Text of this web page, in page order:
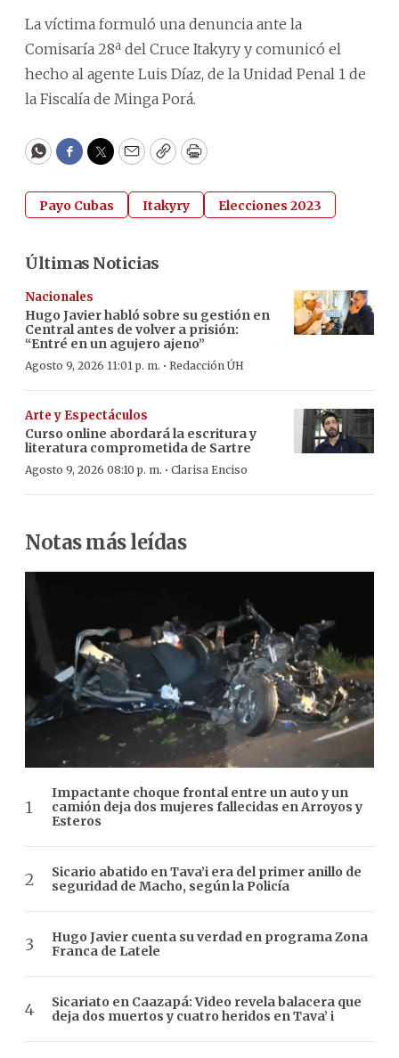
La víctima formuló una denuncia ante la
Comisaría 28ª del Cruce Itakyry y comunicó el
hecho al agente Luis Díaz, de la Unidad Penal 1 de
la Fiscalía de Minga Porá.
WhatsApp
Facebook
Twitter
EmailCopyPrint
Payo Cubas Itakyry Elecciones 2023
Últimas Noticias
Nacionales
Hugo Javier habló sobre su gestión en
Central antes de volver a prisión:
“Entré en un agujero ajeno”
Agosto 9, 2026 11:01 p. m. · Redacción ÚH
Arte y Espectáculos
Curso online abordará la escritura y
literatura comprometida de Sartre
Agosto 9, 2026 08:10 p. m. · Clarisa Enciso
Notas más leídas
Impactante choque frontal entre un auto y un
camión deja dos mujeres fallecidas en Arroyos y
Esteros
Sicario abatido en Tava’i era del primer anillo de
seguridad de Macho, según la Policía
Hugo Javier cuenta su verdad en programa Zona
Franca de Latele
Sicariato en Caazapá: Video revela balacera que
deja dos muertos y cuatro heridos en Tava’ i